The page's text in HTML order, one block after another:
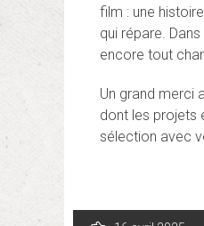
film : une
qui répare.
encore tout
Un grand merci
dont les projets
sélection avec
Navigation